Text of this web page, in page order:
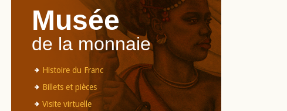
Musée
de la monnaie
Histoire du Franc
Billets et pièces
Visite virtuelle